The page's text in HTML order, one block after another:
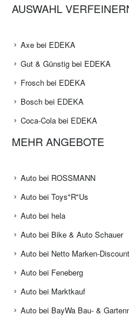
AUSWAHL
Axe bei EDEKA
Gut & Günstig bei EDEKA
Frosch bei EDEKA
Bosch bei EDEKA
Coca-Cola bei EDEKA
MEHR ANGEBOTE
Auto bei ROSSMANN
Auto bei Toys"R"Us
Auto bei hela
Auto bei Bike & Auto Schauer
Auto bei Netto Marken-Discount
Auto bei Feneberg
Auto bei Marktkauf
Auto bei BayWa Bau- &